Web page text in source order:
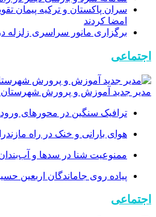
سران پاکستان و ترکیه پیمان
امضا کردند
برگزاری مانور سراسری زلزله
اجتماعی
مدیر جدید آموزش و پرورش شهرستان
ترافیک سنگین در محور‌های
هوای بارانی و خنک در راه
ممنوعیت شنا در سدها و
پیاده روی جاماندگان اربعین
اجتماعی